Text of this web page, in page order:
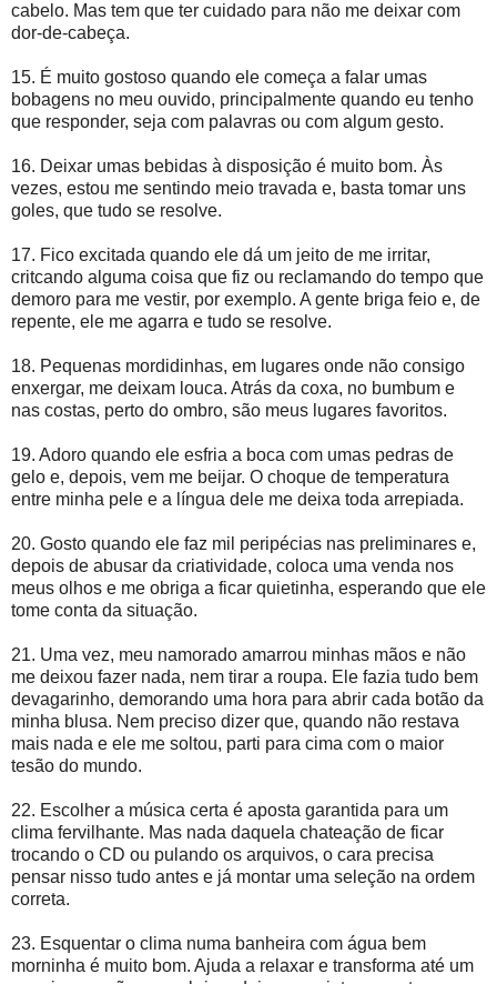
cabelo. Mas tem que ter cuidado para não me deixar com
dor-de-cabeça.
15. É muito gostoso quando ele começa a falar umas
bobagens no meu ouvido, principalmente quando eu tenho
que responder, seja com palavras ou com algum gesto.
16. Deixar umas bebidas à disposição é muito bom. Às
vezes, estou me sentindo meio travada e, basta tomar uns
goles, que tudo se resolve.
17. Fico excitada quando ele dá um jeito de me irritar,
critcando alguma coisa que fiz ou reclamando do tempo que
demoro para me vestir, por exemplo. A gente briga feio e, de
repente, ele me agarra e tudo se resolve.
18. Pequenas mordidinhas, em lugares onde não consigo
enxergar, me deixam louca. Atrás da coxa, no bumbum e
nas costas, perto do ombro, são meus lugares favoritos.
19. Adoro quando ele esfria a boca com umas pedras de
gelo e, depois, vem me beijar. O choque de temperatura
entre minha pele e a língua dele me deixa toda arrepiada.
20. Gosto quando ele faz mil peripécias nas preliminares e,
depois de abusar da criatividade, coloca uma venda nos
meus olhos e me obriga a ficar quietinha, esperando que ele
tome conta da situação.
21. Uma vez, meu namorado amarrou minhas mãos e não
me deixou fazer nada, nem tirar a roupa. Ele fazia tudo bem
devagarinho, demorando uma hora para abrir cada botão da
minha blusa. Nem preciso dizer que, quando não restava
mais nada e ele me soltou, parti para cima com o maior
tesão do mundo.
22. Escolher a música certa é aposta garantida para um
clima fervilhante. Mas nada daquela chateação de ficar
trocando o CD ou pulando os arquivos, o cara precisa
pensar nisso tudo antes e já montar uma seleção na ordem
correta.
23. Esquentar o clima numa banheira com água bem
morninha é muito bom. Ajuda a relaxar e transforma até um